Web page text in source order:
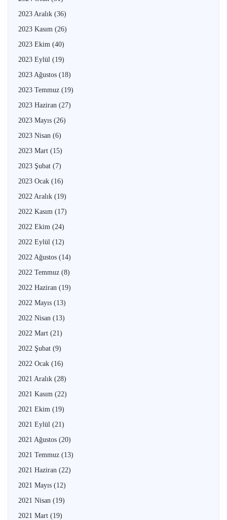
2023 Aralık (36)
2023 Kasım (26)
2023 Ekim (40)
2023 Eylül (19)
2023 Ağustos (18)
2023 Temmuz (19)
2023 Haziran (27)
2023 Mayıs (26)
2023 Nisan (6)
2023 Mart (15)
2023 Şubat (7)
2023 Ocak (16)
2022 Aralık (19)
2022 Kasım (17)
2022 Ekim (24)
2022 Eylül (12)
2022 Ağustos (14)
2022 Temmuz (8)
2022 Haziran (19)
2022 Mayıs (13)
2022 Nisan (13)
2022 Mart (21)
2022 Şubat (9)
2022 Ocak (16)
2021 Aralık (28)
2021 Kasım (22)
2021 Ekim (19)
2021 Eylül (21)
2021 Ağustos (20)
2021 Temmuz (13)
2021 Haziran (22)
2021 Mayıs (12)
2021 Nisan (19)
2021 Mart (19)